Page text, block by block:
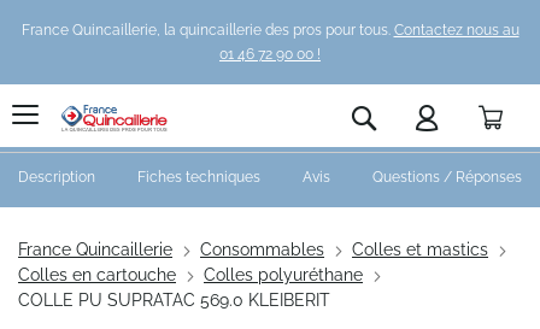
France Quincaillerie, la quincaillerie des pros pour tous. Contactez nous au
01 46 72 90 00 !
Rechercher
France Quincaillerie Consommables
Colles et mastics
Colles en cartouche
Colles polyuréthane
COLLE PU SUPRATAC 569.0 KLEIBERIT
Description Fiches techniques Avis Questions / Réponses